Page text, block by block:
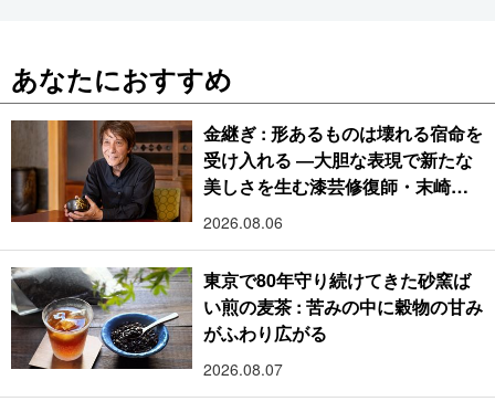
あなたにおすすめ
金継ぎ : 形あるものは壊れる宿命を
受け入れる ―大胆な表現で新たな
美しさを生む漆芸修復師・末崎広
樹
2026.08.06
東京で80年守り続けてきた砂窯ば
い煎の麦茶 : 苦みの中に穀物の甘み
がふわり広がる
2026.08.07